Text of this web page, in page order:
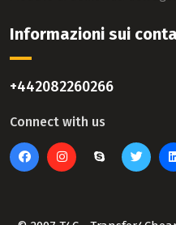
Informazioni sui
+442082260266
Connect with us